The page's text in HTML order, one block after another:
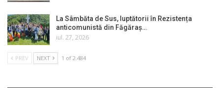
La Sâmbăta de Sus, luptătorii în Rezistența
anticomunistă din Făgăraș…
iul. 27, 2026
PREV NEXT 1 of 2.484